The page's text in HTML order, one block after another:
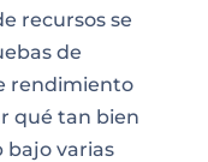
recursos se
de
rendimiento
qué tan bien
bajo varias